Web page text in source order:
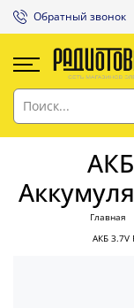
Обратный звонок
Главная
АКБ 3.7V